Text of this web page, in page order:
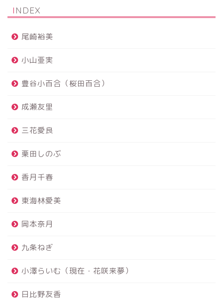
INDEX
尾崎裕美
小山亜実
豊谷小百合（桜田百合）
成瀬友里
三花愛良
栗田しのぶ
香月千春
東海林愛美
岡本奈月
九条ねぎ
小澤らいむ（現在・花咲来夢）
日比野友香